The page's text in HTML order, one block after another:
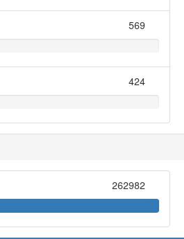
569
424
262982